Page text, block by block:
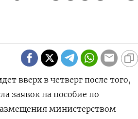
вверх в четверг после того,
заявок на пособие по
министерством